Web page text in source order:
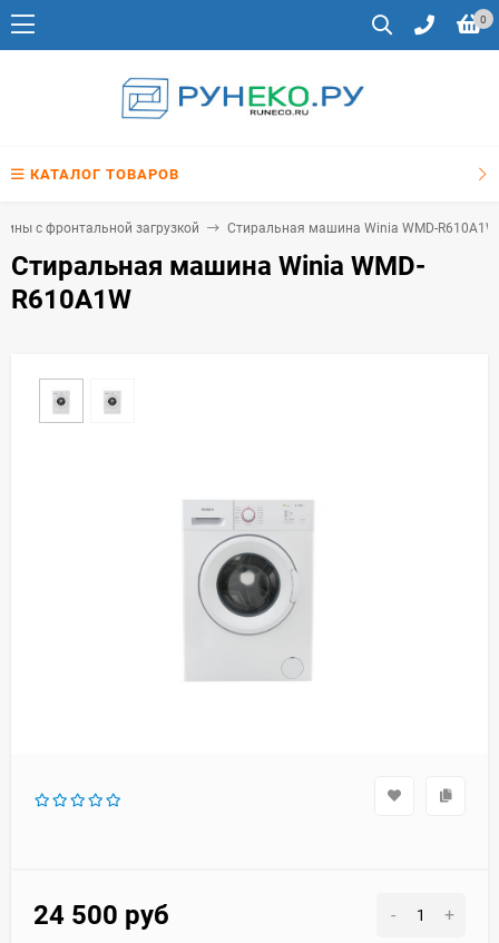
0
КАТАЛОГ ТОВАРОВ
с фронтальной загрузкой Стиральная машина Winia WMD-R610A1W
Стиральная машина Winia WMD-
R610A1W
24 500 руб - +